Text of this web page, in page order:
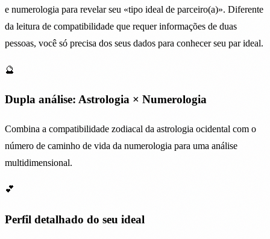
e numerologia para revelar seu «tipo ideal de parceiro(a)». Diferente
da leitura de compatibilidade que requer informações de duas
pessoas, você só precisa dos seus dados para conhecer seu par ideal.
🔮
Dupla análise: Astrologia × Numerologia
Combina a compatibilidade zodiacal da astrologia ocidental com o
número de caminho de vida da numerologia para uma análise
multidimensional.
💕
Perfil detalhado do seu ideal